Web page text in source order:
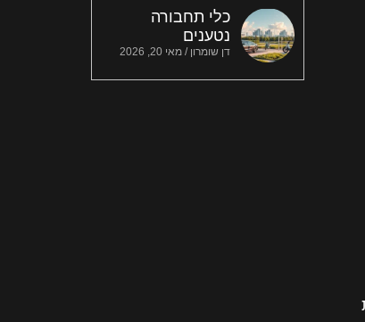
כלי תחבורה
נטענים
דן שומרון מאי 20, 2026